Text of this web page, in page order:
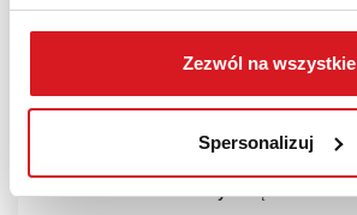
Zezwól na wszystkie
Spersonalizuj
wysokość (pneumatyczna)
ZALETY PRODUKTU:
siedziskiem i regulacja głębokości.